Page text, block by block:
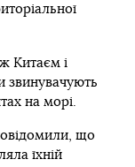
Китаєм і
звинувачують
на морі.
що
їхній